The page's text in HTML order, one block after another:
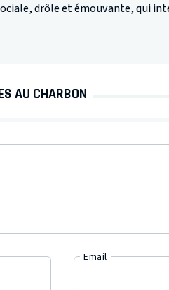
drôle et émouvante, qui
AU CHARBON
Email